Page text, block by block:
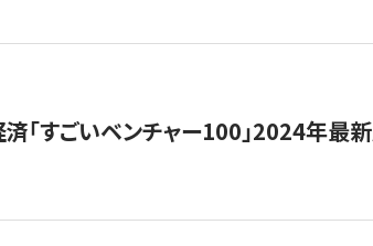
「すごいベンチャー100」2024年最